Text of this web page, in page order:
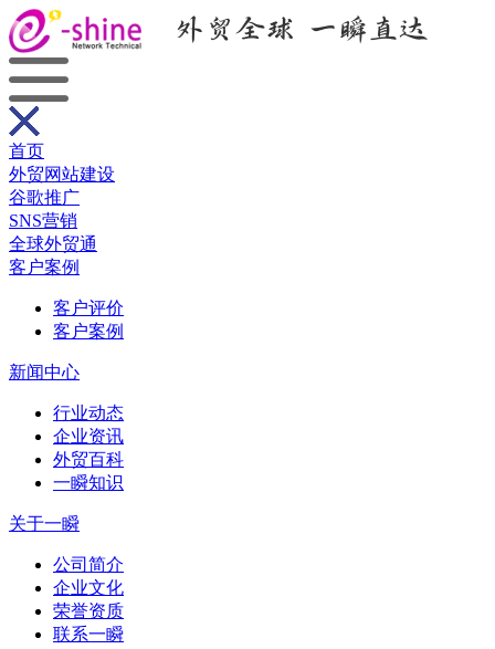
首页
外贸网站建设
谷歌推广
SNS营销
全球外贸通
客户案例
客户评价
客户案例
新闻中心
行业动态
企业资讯
外贸百科
一瞬知识
关于一瞬
公司简介
企业文化
荣誉资质
联系一瞬